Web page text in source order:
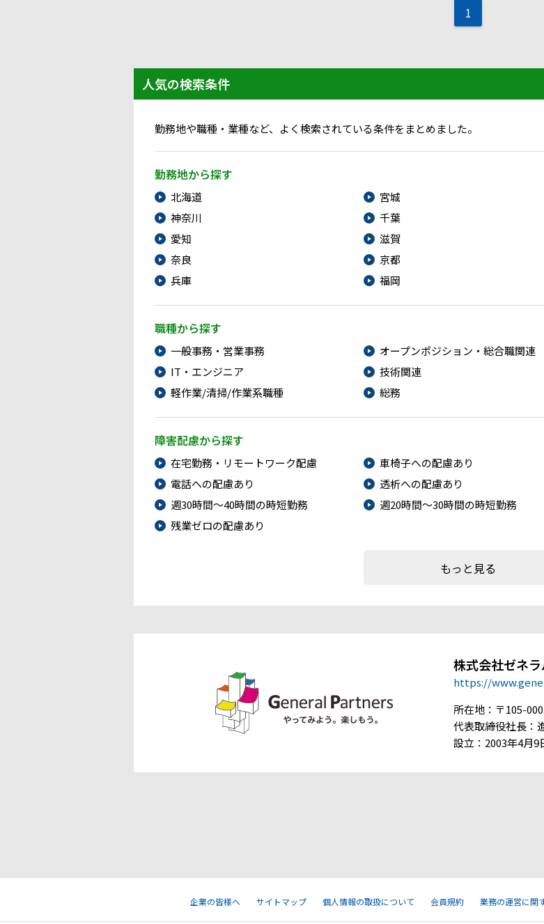
1
人気の検索条件
勤務地や職種・業種など、よく検索されている条件をまとめました。
勤務地から探す
北海道 宮城
神奈川
千葉
愛知
滋賀
奈良
京都
兵庫
福岡
職種から探す
一般事務・営業事務 オープンポジション・総合職関連
IT・エンジニア
技術関連
軽作業/清掃/作業系職種
総務
障害配慮から探す
在宅勤務・リモートワーク配慮 車椅子への配慮あり
電話への配慮あり
透析への配慮あり
週30時間～40時間の時短勤務
週20時間～30時間の時短勤務
残業ゼロの配慮あり
もっと見る
株式会社ゼネ
https://
所在地：〒105-
代表取締役社長：
設立：2003年4月9
企業の皆様へ サイトマップ 個人情報の取扱について 会員規約 業務の運営に関